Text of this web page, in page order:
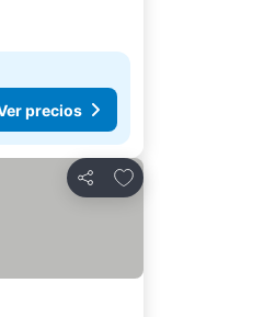
precios
Compartir
Agregar a favoritos